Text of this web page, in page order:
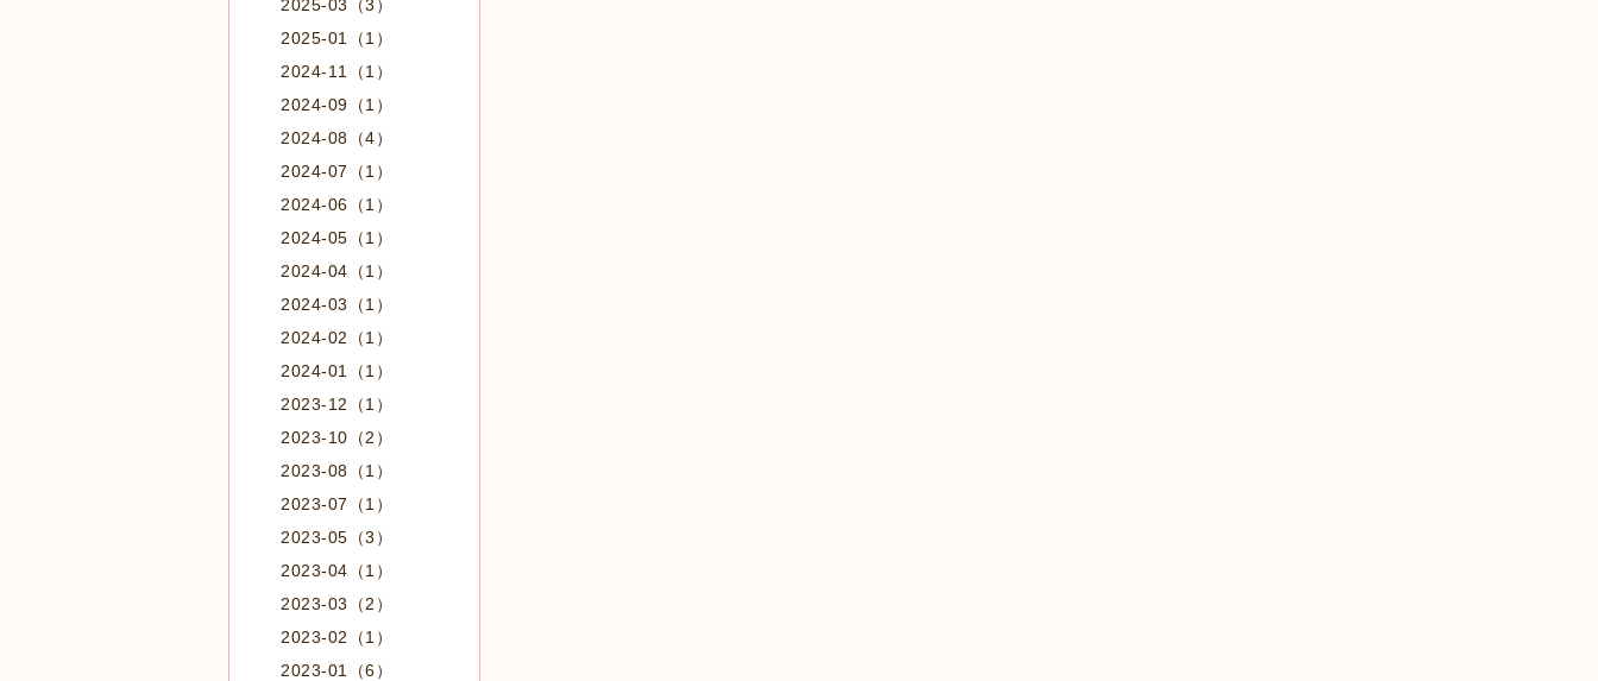
2025-03（3）
2025-01（1）
2024-11（1）
2024-09（1）
2024-08（4）
2024-07（1）
2024-06（1）
2024-05（1）
2024-04（1）
2024-03（1）
2024-02（1）
2024-01（1）
2023-12（1）
2023-10（2）
2023-08（1）
2023-07（1）
2023-05（3）
2023-04（1）
2023-03（2）
2023-02（1）
2023-01（6）